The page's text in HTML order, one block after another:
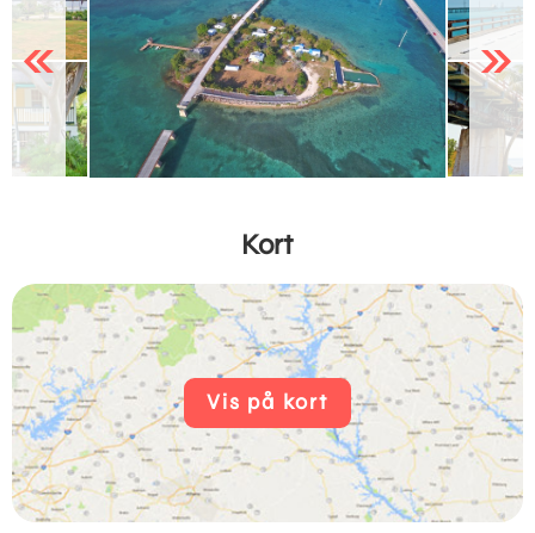
Previous Next
Kort
Vis på kort